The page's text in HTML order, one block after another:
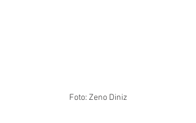
Foto: Zeno Diniz